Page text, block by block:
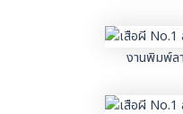
งานพิมพ์ล